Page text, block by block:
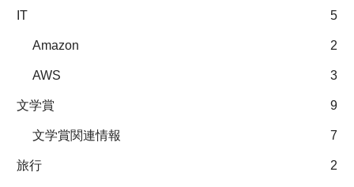
IT 5
Amazon 2
AWS 3
文学賞 9
文学賞関連情報 7
旅行 2